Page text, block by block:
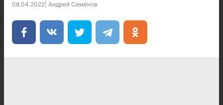
08.04.2022 Андрей Семёнов